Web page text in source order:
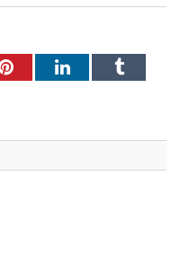
PinterestLinkedInTumblr